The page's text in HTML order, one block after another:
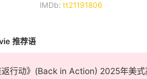
IMDb: tt21191806
推荐语
返行动》(Back in Action) 2025年美